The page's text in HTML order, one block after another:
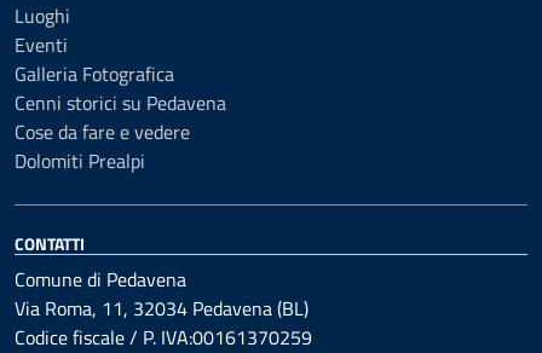
Luoghi
Eventi
Galleria Fotografica
Cenni storici su Pedavena
Cose da fare e vedere
Dolomiti Prealpi
CONTATTI
Comune di Pedavena
Via Roma, 11, 32034 Pedavena (BL)
Codice fiscale / P. IVA:00161370259